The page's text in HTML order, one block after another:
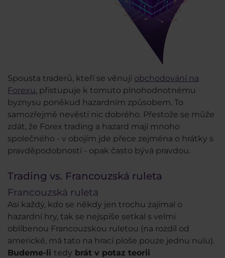
Spousta traderů, kteří se věnují obchodování na
Forexu, přistupuje k tomuto plnohodnotnému
byznysu poněkud hazardním způsobem. To
samozřejmě nevěstí nic dobrého. Přestože se může
zdát, že Forex trading a hazard mají mnoho
společného - v obojím jde přece zejména o hrátky s
pravděpodobností - opak často bývá pravdou.
Trading vs. Francouzská ruleta
Francouzská ruleta
Asi každý, kdo se někdy jen trochu zajímal o
hazardní hry, tak se nejspíše setkal s velmi
oblíbenou Francouzskou ruletou (na rozdíl od
americké, má tato na hrací ploše pouze jednu nulu).
Budeme-li tedy brát v potaz teorii